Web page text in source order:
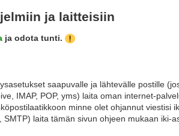
ja laitteisiin
ja odota tunti.
saapuvalle ja lähtevälle postille
IMAP, POP, yms) laita oman internet-
minne olet ohjannut viestisi
SMTP) laita tämän sivun ohjeen mukaan